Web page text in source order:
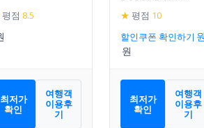
평점 8.5
최저가
확인
여행객
이용후
기
Strand
★ 평점 10
할인쿠폰 확인하기
최저가
확인
여행객
이용후
기